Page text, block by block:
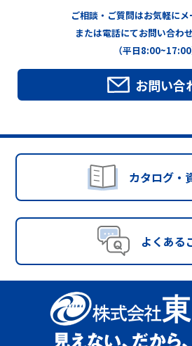
ご相談・ご質問はお気軽に
または電話にてお問い合わ
（平日8:00~17:00
お問い合
カタログ・
よくある